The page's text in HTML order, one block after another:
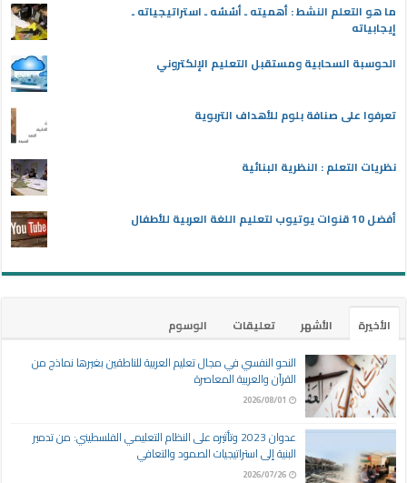
ما هو التعلم النشط : أهميته ـ أسُسُه ـ استراتيجياته ـ
إيجابياته
الحوسبة السحابية ومستقبل التعليم الإلكتروني
تعرفوا على صنافة بلوم للأهداف التربوية
نظريات التعلم : النظرية البنائية
أفضل 10 قنوات يوتيوب لتعليم اللغة العربية للأطفال
الأخيرة الأشهر تعليقات
الوسوم
النحو النفسي في مجال تعليم العربية للناطقين بغيرها نماذج من
القرآن والعربية المعاصرة
2026/08/01
عدوان 2023 وتأثيره على النظام التعليمي الفلسطيني: من تدمير
البنية إلى استراتيجيات الصمود والتعافي
2026/07/26